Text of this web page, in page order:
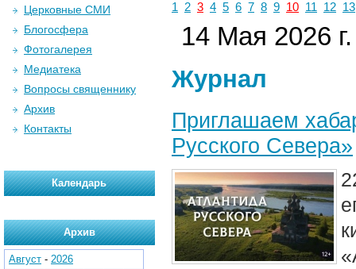
1
2 3 4 5 6 7 8 9 10 11 12 13
14 Мая 2026 г.
Журнал
Приглашаем
Русского Севера»
Церковные СМИ
Блогосфера
Фотогалерея
Медиатека
Вопросы священнику
Архив
Контакты
Календарь
Архив
Август - 2026